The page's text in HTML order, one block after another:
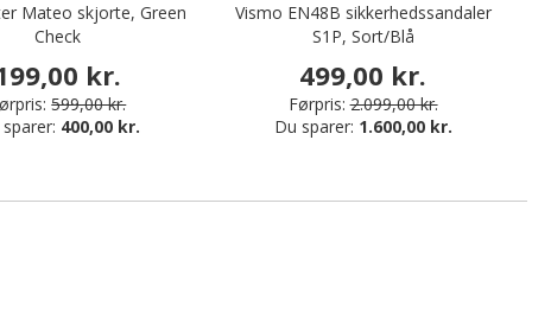
Mateo skjorte, Green
Check
kr.
599,00 kr.
400,00 kr.
Vismo EN48B sikkerhedssandaler
S1P, Sort/Blå
499,00 kr.
Førpris: 2.099,00 kr.
Du sparer: 1.600,00 kr.